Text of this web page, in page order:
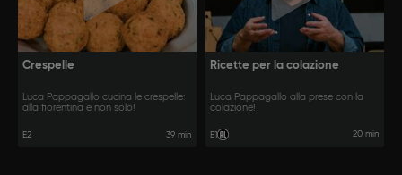
Crespelle
Luca Pappagallo cucina le crespelle:
alla fiorentina e non solo!
E2 39 min
Ricette per la colazione
Luca Pappagallo alla prese con la
colazione!
E1 20 min